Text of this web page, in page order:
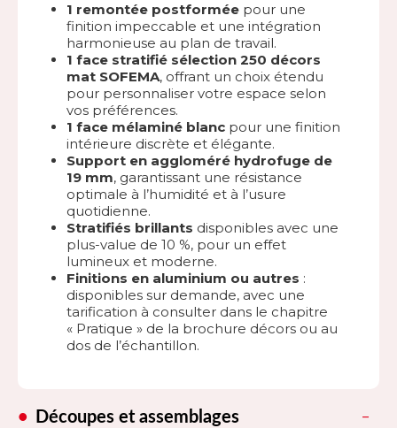
1 remontée postformée pour une
finition impeccable et une intégration
harmonieuse au plan de travail.
1 face stratifié sélection 250 décors
mat SOFEMA, offrant un choix étendu
pour personnaliser votre espace selon
vos préférences.
1 face mélaminé blanc pour une finition
intérieure discrète et élégante.
Support en aggloméré hydrofuge de
19 mm, garantissant une résistance
optimale à l’humidité et à l’usure
quotidienne.
Stratifiés brillants disponibles avec une
plus-value de 10 %, pour un effet
lumineux et moderne.
Finitions en aluminium ou autres :
disponibles sur demande, avec une
tarification à consulter dans le chapitre
« Pratique » de la brochure décors ou au
dos de l’échantillon.
Découpes et assemblages